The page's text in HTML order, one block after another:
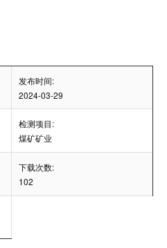
发布时间:
2024-03-29
检测项目:
煤矿矿业
下载次数:
102